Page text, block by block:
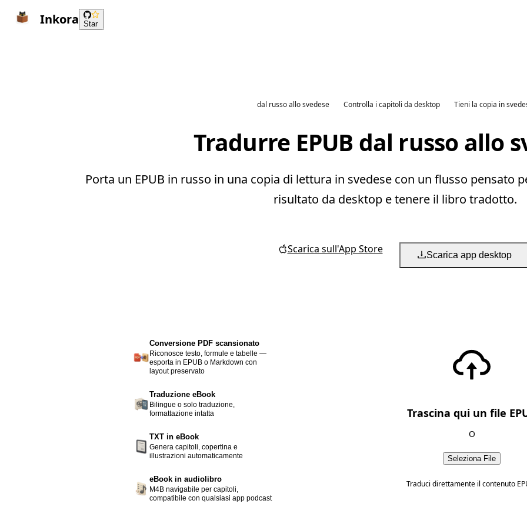
Inkora Star
dal russo allo svedese Controlla i capitoli da desktop Tieni la copia in
Tradurre EPUB dal russo allo
Porta un EPUB in russo in una copia di lettura in svedese con un flusso pensato
risultato da desktop e tenere il libro tradotto.
Scarica sull'App Store Scarica app desktop
Conversione PDF scansionato
Riconosce testo, formule e tabelle —
esporta in EPUB o Markdown con
layout preservato
Traduzione eBook
Bilingue o solo traduzione,
formattazione intatta
TXT in eBook
Genera capitoli, copertina e
illustrazioni automaticamente
eBook in audiolibro
M4B navigabile per capitoli,
compatibile con qualsiasi app podcast
Trascina qui un file
O
Seleziona File
Traduci direttamente il contenuto